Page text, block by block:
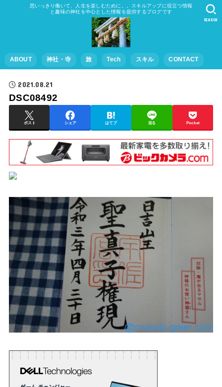
思いっきり働いて、人生を楽しむために。。スキルアップに役立つ情報
と趣味の神社を中心とした情報を提供するブログです
ABOUT 神社・寺 旅 Tech スキル CONTACT
SEARCH
2021.08.21
DSC08492
ポスト シェア はてブ 送る Pocket